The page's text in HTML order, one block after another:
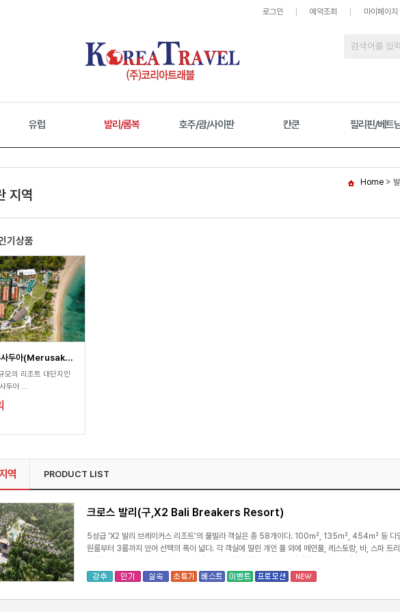
로그인 예약조회 마이페이지
유럽 발리/롬복 호주/괌/사이판 칸쿤 필리핀/베트
Home >
지역
기상품
사두아(Merusak...
의 리조트 대단지인
두아 ...
역 PRODUCT LIST
크로스 발리(구,X2 Bali Breakers Resort)
5성급 ‘X2 발리 브레이커스 리조트’의 풀빌라 객실은 총 58개이다. 100㎡, 135㎡, 454㎡ 등 다
원룸부터 3룸까지 있어 선택의 폭이 넓다. 각 객실에 딸린 개인 풀 외에 메인풀, 레스토랑, 바, 스파 트
에 제격이며, 공항 셔틀과 관내 셔틀을 운행, 호텔 안팎에서의 고객의 움직임을 돕는다. X2에는 한 개의
인트 브레이크(Point Break)는 아침, 점심, 저녁을 인터내셔널 요리로 진행한다. 어린이 경우 따로 메
(Hang Loose Bar)는 매일 오픈하며 칵테일 외 다양한 주류를 취급한다. 튜브 바(Tube Bar) 역시